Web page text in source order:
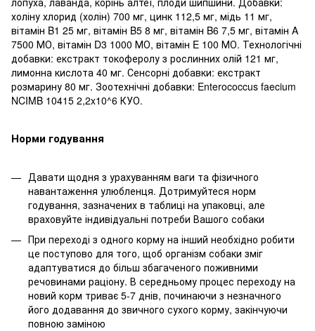
холіну хлорид (холін) 700 мг, цинк 112,5 мг, мідь 11 мг,
вітамін B1 25 мг, вітамін B5 8 мг, вітамін B6 7,5 мг, вітамін A
7500 МО, вітамін D3 1000 МО, вітамін E 100 МО. Технологічні
добавки: екстракт токоферолу з рослинних олій 121 мг,
лимонна кислота 40 мг. Сенсорні добавки: екстракт
розмарину 80 мг. Зоотехнічні добавки: Enterococcus faecium
NCIMB 10415 2,2x10^6 КУО.
Норми годування
Давати щодня з урахуванням ваги та фізичного
навантаження улюбленця. Дотримуйтеся норм
годування, зазначених в таблиці на упаковці, але
враховуйте індивідуальні потреби Вашого собаки
При переході з одного корму на інший необхідно робити
це поступово для того, щоб організм собаки зміг
адаптуватися до більш збагаченого поживними
речовинами раціону. В середньому процес переходу на
новий корм триває 5-7 днів, починаючи з незначного
його додавання до звичного сухого корму, закінчуючи
повною заміною